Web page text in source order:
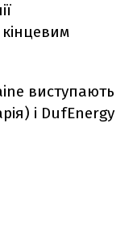
виступають
і DufEnergy